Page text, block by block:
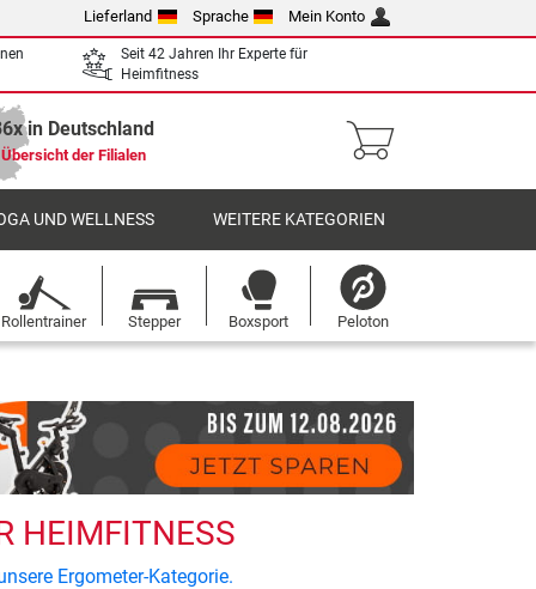
Lieferland Sprache Mein Konto
Seit 42 Jahren Ihr Experte für
Heimfitness
in Deutschland
Übersicht der Filialen
UND WELLNESS WEITERE KATEGORIEN
Rollentrainer Stepper Boxsport Peloton
HEIMFITNESS
Ergometer-Kategorie.